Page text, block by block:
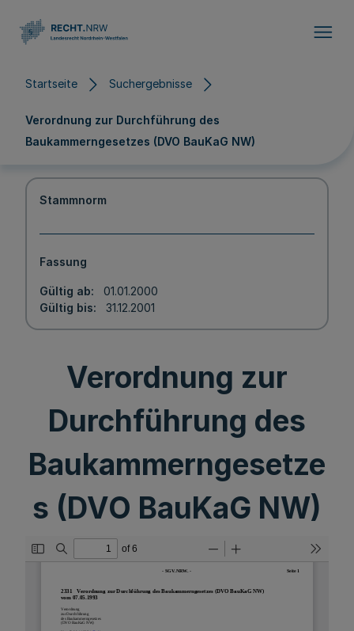
Startseite Suchergebnisse
Verordnung zur Durchführung des
Baukammerngesetzes (DVO BauKaG NW)
Stammnorm
Fassung
Gültig ab
01.01.2000
Gültig bis
31.12.2001
Verordnung zur
Durchführung des
Baukammerngesetze
s (DVO BauKaG NW)